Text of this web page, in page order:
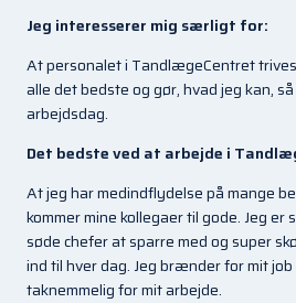
Jeg interesserer mig særligt for:
At personalet i TandlægeCentret
alle det bedste og gør, hvad jeg kan,
arbejdsdag.
Det bedste ved at arbejde i
At jeg har medindflydelse på mange
kommer mine kollegaer til gode. Jeg er
søde chefer at sparre med og super
ind til hver dag. Jeg brænder for mit
taknemmelig for mit arbejde.